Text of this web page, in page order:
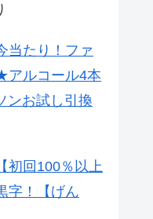
当たり！ファ
アルコール4本
ンお試し引換
回100％以上
字！【げん